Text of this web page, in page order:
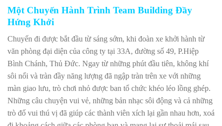
Một Chuyến Hành Trình Team Building Đầy
Hứng Khởi
Chuyến đi được bắt đầu từ sáng sớm, khi đoàn xe khởi hành từ
văn phòng đại diện của công ty tại 33A, đường số 49, P.Hiệp
Bình Chánh, Thủ Đức. Ngay từ những phút đầu tiên, không khí
sôi nổi và tràn đầy năng lượng đã ngập tràn trên xe với những
màn giao lưu, trò chơi nhỏ được ban tổ chức khéo léo lồng ghép.
Những câu chuyện vui vẻ, những bản nhạc sôi động và cả những
trò đố vui thú vị đã giúp các thành viên xích lại gần nhau hơn, xoá